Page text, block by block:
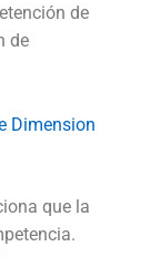
de
de
Dimension
que la